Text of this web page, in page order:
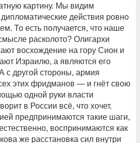
картину. Мы видим
действия ровно
То есть получается, что наше
расколото? Олигархи
восхождение на гору Сион и
Израилю, а являются его
с другой стороны, армия
этих фридманов — и гнёт свою
одной руки власти
в России всё, что хочет.
предпринимаются такие шаги,
воспринимаются как
же расстановка сил внутри